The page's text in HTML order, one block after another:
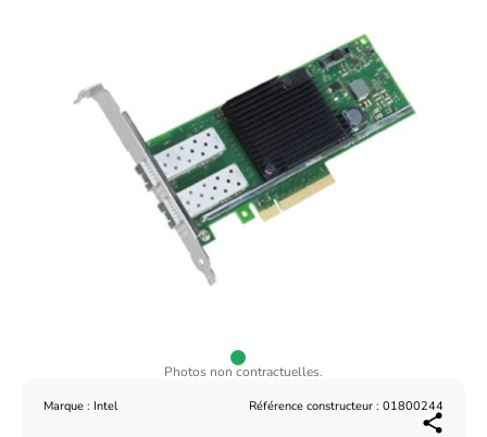
Photos non contractuelles.
Marque : Intel Référence constructeur : 01800244